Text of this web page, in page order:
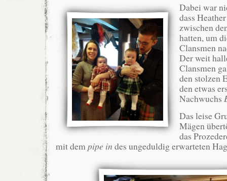
Dabei war
dass
zwischen
hatten, um
Clansmen
Der weit
Clansmen
den stolzen
den etwas
Nachwuchs
Das leise
Mägen
das
mit dempipe in des ungeduldig erwarteten